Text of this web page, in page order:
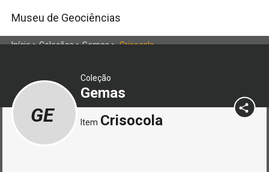
Museu de Geociências
Início>Coleções>Gemas>Crisocola
Coleção
Gemas
GE Item Crisocola